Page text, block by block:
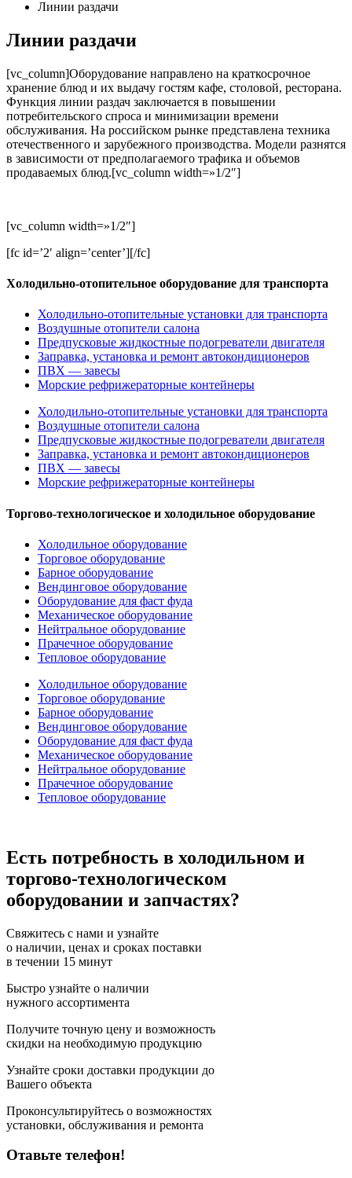
Линии раздачи
Линии раздачи
[vc_column]Оборудование направлено на краткосрочное
хранение блюд и их выдачу гостям кафе, столовой, ресторана.
Функция линии раздач заключается в повышении
потребительского спроса и минимизации времени
обслуживания. На российском рынке представлена техника
отечественного и зарубежного производства. Модели разнятся
в зависимости от предполагаемого трафика и объемов
продаваемых блюд.[vc_column width=»1/2″]
[vc_column width=»1/2″]
[fc id=’2′ align=’center’][/fc]
Холодильно-отопительное оборудование для транспорта
Холодильно-отопительные установки для транспорта
Воздушные отопители салона
Предпусковые жидкостные подогреватели двигателя
Заправка, установка и ремонт автокондиционеров
ПВХ — завесы
Морские рефрижераторные контейнеры
Холодильно-отопительные установки для транспорта
Воздушные отопители салона
Предпусковые жидкостные подогреватели двигателя
Заправка, установка и ремонт автокондиционеров
ПВХ — завесы
Морские рефрижераторные контейнеры
Торгово-технологическое и холодильное оборудование
Холодильное оборудование
Торговое оборудование
Барное оборудование
Вендинговое оборудование
Оборудование для фаст фуда
Механическое оборудование
Нейтральное оборудование
Прачечное оборудование
Тепловое оборудование
Холодильное оборудование
Торговое оборудование
Барное оборудование
Вендинговое оборудование
Оборудование для фаст фуда
Механическое оборудование
Нейтральное оборудование
Прачечное оборудование
Тепловое оборудование
Есть потребность в холодильном и
торгово-технологическом
оборудовании и запчастях?
Свяжитесь с нами и узнайте
о наличии, ценах и сроках поставки
в течении 15 минут
Быстро узнайте о наличии
нужного ассортимента
Получите точную цену и возможность
скидки на необходимую продукцию
Узнайте сроки доставки продукции до
Вашего объекта
Проконсультируйтесь о возможностях
установки, обслуживания и ремонта
Отавьте телефон!